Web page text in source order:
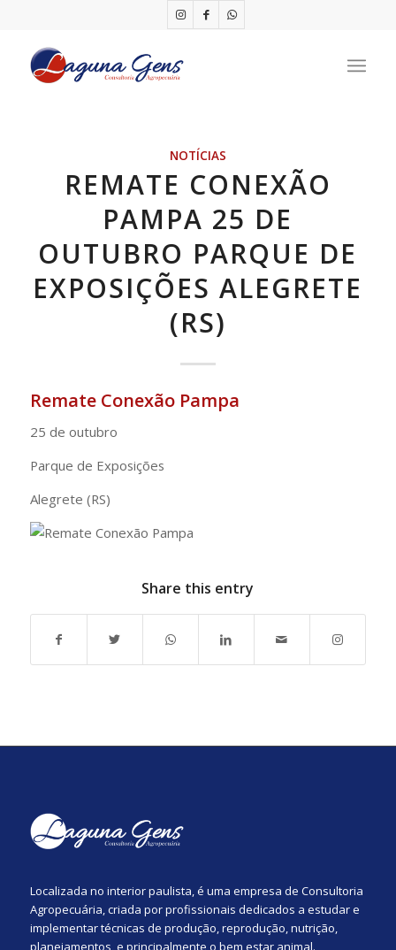
NOTÍCIAS
REMATE CONEXÃO
PAMPA 25 DE
OUTUBRO PARQUE DE
EXPOSIÇÕES ALEGRETE
(RS)
Remate Conexão Pampa
25 de outubro
Parque de Exposições
Alegrete (RS)
Share this entry
Localizada no interior paulista, é uma empresa de Consultoria
Agropecuária, criada por profissionais dedicados a estudar e
implementar técnicas de produção, reprodução, nutrição,
planejamentos, e principalmente o bem estar animal.